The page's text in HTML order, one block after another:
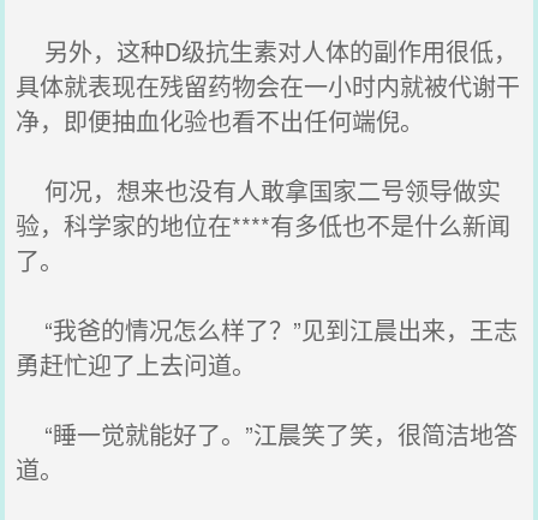
另外，这种D级抗生素对人体的副作用很低，
具体就表现在残留药物会在一小时内就被代谢干
净，即便抽血化验也看不出任何端倪。
何况，想来也没有人敢拿国家二号领导做实
验，科学家的地位在****有多低也不是什么新闻
了。
“我爸的情况怎么样了？”见到江晨出来，王志
勇赶忙迎了上去问道。
“睡一觉就能好了。”江晨笑了笑，很简洁地答
道。